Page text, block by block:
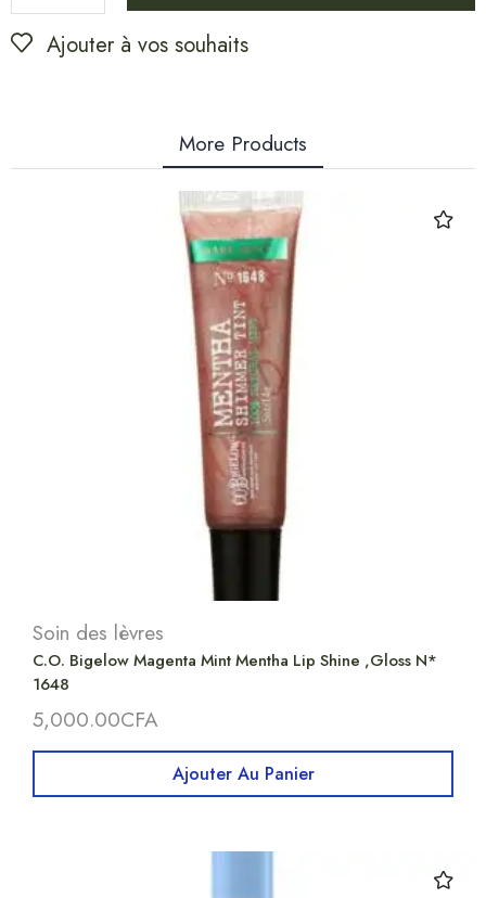
Ajouter à vos souhaits
More Products
Soin des lèvres
C.O. Bigelow Magenta Mint Mentha Lip Shine ,Gloss N*
1648
5,000.00CFA
Ajouter Au Panier